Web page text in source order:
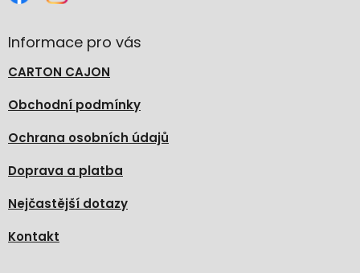
Informace pro vás
CARTON CAJON
Obchodní podmínky
Ochrana osobních údajů
Doprava a platba
Nejčastější dotazy
Kontakt